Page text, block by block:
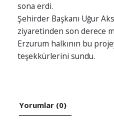
sona erdi.
Şehirder Başkanı Uğur
ziyaretinden son derece
Erzurum halkının bu
teşekkürlerini sundu.
Yorumlar (0)